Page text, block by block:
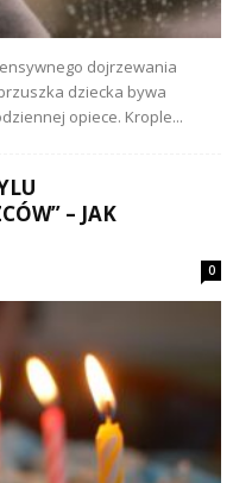
dojrzewania
dziecka bywa
opiece. Krople...
– JAK
0